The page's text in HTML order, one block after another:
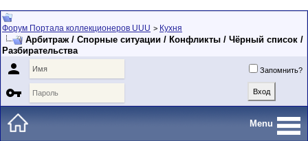
Форум Портала коллекционеров UUU > Кухня
Арбитраж / Спорные ситуации / Конфликты / Чёрный список /
Разбирательства
 Запомнить?

Menu